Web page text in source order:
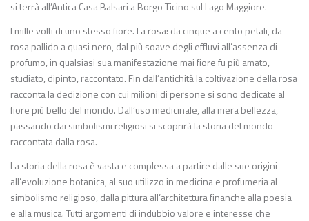
si terrà all’Antica Casa Balsari a Borgo Ticino sul Lago Maggiore.
I mille volti di uno stesso fiore. La rosa: da cinque a cento petali, da
rosa pallido a quasi nero, dal più soave degli effluvi all’assenza di
profumo, in qualsiasi sua manifestazione mai fiore fu più amato,
studiato, dipinto, raccontato. Fin dall’antichità la coltivazione della rosa
racconta la dedizione con cui milioni di persone si sono dedicate al
fiore più bello del mondo. Dall’uso medicinale, alla mera bellezza,
passando dai simbolismi religiosi si scoprirà la storia del mondo
raccontata dalla rosa.
La storia della rosa è vasta e complessa a partire dalle sue origini
all’evoluzione botanica, al suo utilizzo in medicina e profumeria al
simbolismo religioso, dalla pittura all’architettura finanche alla poesia
e alla musica. Tutti argomenti di indubbio valore e interesse che